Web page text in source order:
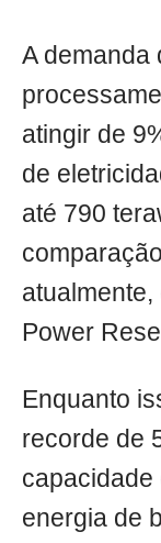
A demanda
atingir de
de
até 790
Power
Enquanto
recorde de
capacidade
energia de